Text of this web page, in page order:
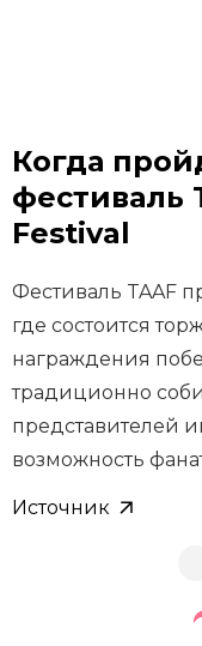
Когда
фестиваль
Festival
Фестиваль TAAF
где состоится
награждения
традиционно
представителей
возможность
Источник